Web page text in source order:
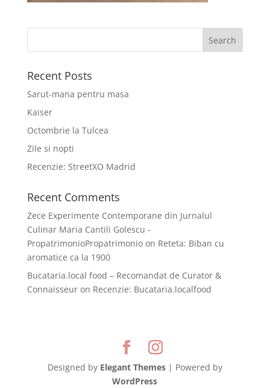
Recent Posts
Sarut-mana pentru masa
Kaiser
Octombrie la Tulcea
Zile si nopti
Recenzie: StreetXO Madrid
Recent Comments
Zece Experimente Contemporane din Jurnalul
Culinar Maria Cantili Golescu -
PropatrimonioPropatrimonioon Reteta: Biban cu
aromatice ca la 1900
Bucataria.local food – Recomandat de Curator &
Connaisseuron Recenzie: Bucataria.localfood
Designed by Elegant Themes| Powered by
WordPress